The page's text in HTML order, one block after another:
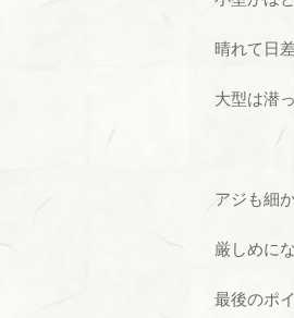
晴れて日
大型は潜
アジも細
厳しめに
最後のポ